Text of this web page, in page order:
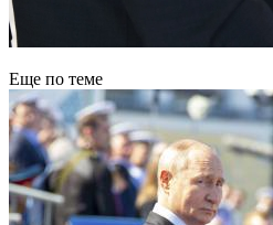
Еще по теме